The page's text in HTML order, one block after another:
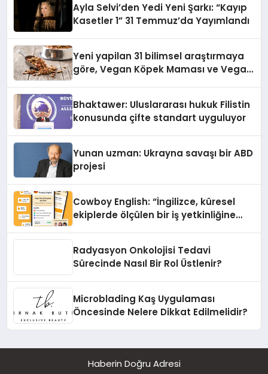
Ayla Selvi’den Yedi Yeni Şarkı: “Kayıp
Kasetler 1” 31 Temmuz’da Yayımlandı
Yeni yapilan 31 bilimsel araştırmaya
göre, Vegan Köpek Maması ve Vegan
Bhaktawer: Uluslararası hukuk Filistin
konusunda çifte standart uyguluyor
Yunan uzman: Ukrayna savaşı bir ABD
projesi
Cowboy English: “İngilizce, küresel
ekiplerde ölçülen bir iş yetkinliğine
Radyasyon Onkolojisi Tedavi
Sürecinde Nasıl Bir Rol Üstlenir?
Microblading Kaş Uygulaması
Öncesinde Nelere Dikkat Edilmelidir?
Haberin Doğru Adresi